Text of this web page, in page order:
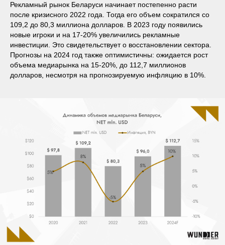
Рекламный рынок Беларуси начинает постепенно расти
после кризисного 2022 года. Тогда его объем сократился со
109,2 до 80,3 миллиона долларов. В 2023 году появились
новые игроки и на 17-20% увеличились рекламные
инвестиции. Это свидетельствует о восстановлении сектора.
Прогнозы на 2024 год также оптимистичны: ожидается рост
объема медиарынка на 15-20%, до 112,7 миллионов
долларов, несмотря на прогнозируемую инфляцию в 10%.